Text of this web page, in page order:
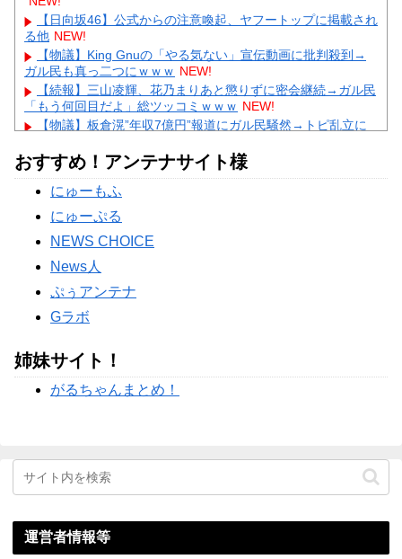
【日向坂46】公式からの注意喚起、ヤフートップに掲載され
る他 NEW!
【物議】King Gnuの「やる気ない」宣伝動画に批判殺到→
ガル民も真っ二つにｗｗｗ NEW!
【続報】三山凌輝、花乃まりあと懲りずに密会継続→ガル民
「もう何回目だよ」総ツッコミｗｗｗ NEW!
【物議】板倉滉”年収7億円”報道にガル民騒然→トピ乱立に
【完全まとめ】がん保険・医療保険は必要？｜ガル民の本音
とリアル体験談を徹底整理
【物議】藤本美貴の「イケメンってつまらない」発言→ガル
民「庄司は普通にイケメン」総ツッコミｗｗｗ
Powered by livedoor 相互RSS
おすすめ！アンテナサイト様
にゅーもふ
にゅーぷる
NEWS CHOICE
News人
ぷぅアンテナ
Gラボ
姉妹サイト！
がるちゃんまとめ！
運営者情報等